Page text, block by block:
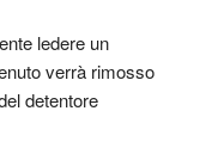
ledere un
verrà rimosso
detentore